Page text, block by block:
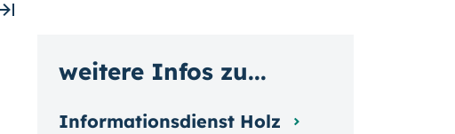
weitere Infos zu...
Informationsdienst Holz